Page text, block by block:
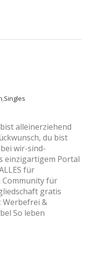
,Singles
alleinerziehend
du bist
wir-sind-
einzigartigem Portal
für
Community für
gratis
Werbefrei &
So leben